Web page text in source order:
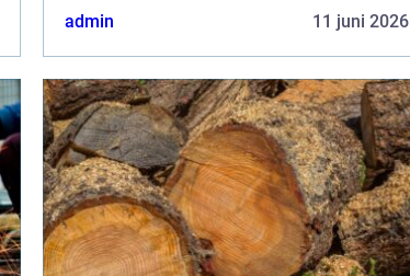
attraktivt under många &ar...
admin 11 juni 2026